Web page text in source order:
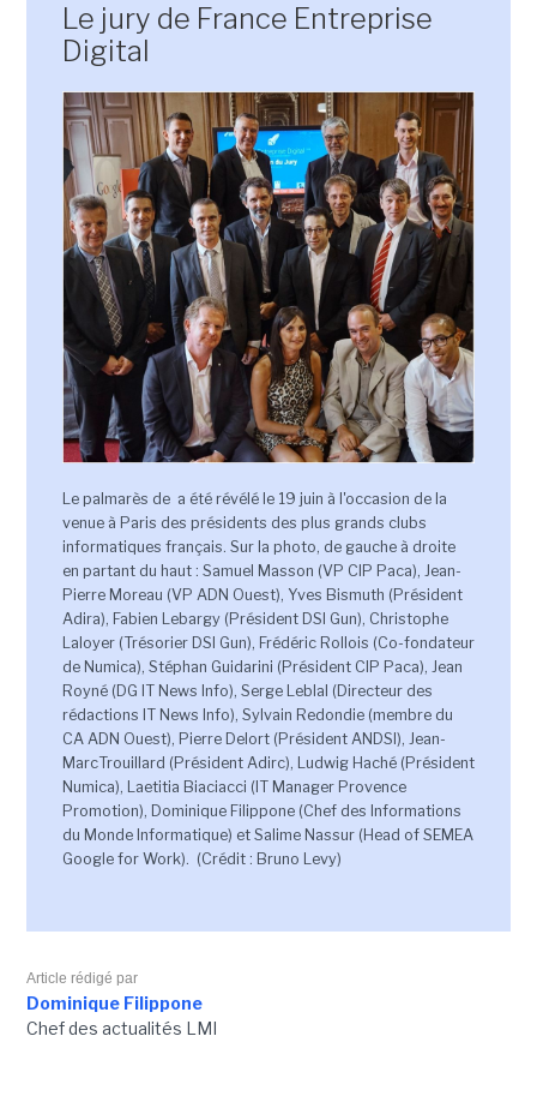
Le jury de France Entreprise
Digital
Le palmarès de a été révélé le 19 juin à l'occasion de la
venue à Paris des présidents des plus grands clubs
informatiques français. Sur la photo, de gauche à droite
en partant du haut : Samuel Masson (VP CIP Paca), Jean-
Pierre Moreau (VP ADN Ouest), Yves Bismuth (Président
Adira), Fabien Lebargy (Président DSI Gun), Christophe
Laloyer (Trésorier DSI Gun), Frédéric Rollois (Co-fondateur
de Numica), Stéphan Guidarini (Président CIP Paca), Jean
Royné (DG IT News Info), Serge Leblal (Directeur des
rédactions IT News Info), Sylvain Redondie (membre du
CA ADN Ouest), Pierre Delort (Président ANDSI), Jean-
MarcTrouillard (Président Adirc), Ludwig Haché (Président
Numica), Laetitia Biaciacci (IT Manager Provence
Promotion), Dominique Filippone (Chef des Informations
du Monde Informatique) et Salime Nassur (Head of SEMEA
Google for Work). (Crédit : Bruno Levy)
Article rédigé par
Dominique Filippone
Chef des actualités LMI